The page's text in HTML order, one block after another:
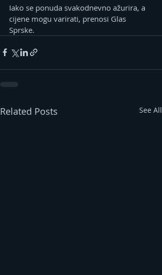
Iako se ponuda svakodnevno ažurira, a
cijene mogu varirati, prenosi Glas
Sprske.
Related Posts See All